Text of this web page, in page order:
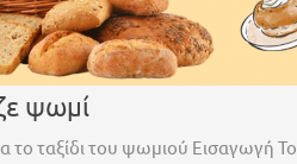
ψωμί
το ταξίδι του ψωμιού Εισαγωγή Το